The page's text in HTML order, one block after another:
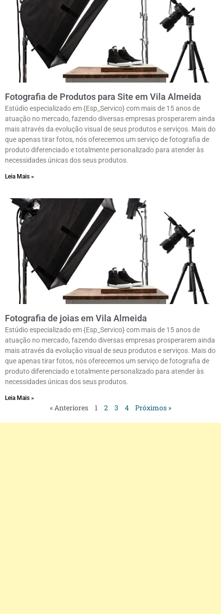
Fotografia de Produtos para Site em Vila Almeida
Estúdio especializado em {Esp_Servico} com mais de 15 anos de
atuação no mercado, fazendo diversas empresas prosperarem ainda
mais através da evolução visual de seus produtos e serviços. Mais do
que apenas tirar fotos, nós oferecemos um serviço de fotografia de
produto diferenciado e totalmente personalizado para atender às
necessidades únicas dos seus produtos.
Leia Mais »
Fotografia de joias em Vila Almeida
Estúdio especializado em {Esp_Servico} com mais de 15 anos de
atuação no mercado, fazendo diversas empresas prosperarem ainda
mais através da evolução visual de seus produtos e serviços. Mais do
que apenas tirar fotos, nós oferecemos um serviço de fotografia de
produto diferenciado e totalmente personalizado para atender às
necessidades únicas dos seus produtos.
Leia Mais »
« Anteriores 1 2 3 4 Próximos »